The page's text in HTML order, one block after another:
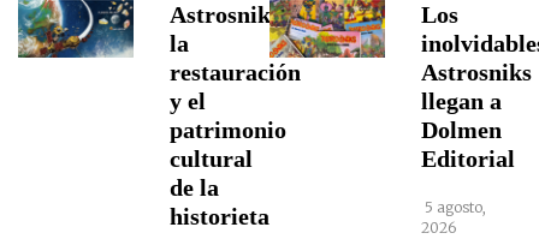
Astrosniks,
la
restauración
y el
patrimonio
cultural
de la
historieta
Los
Astrosniks
llegan a
Dolmen
Editorial
5 agosto,
2026